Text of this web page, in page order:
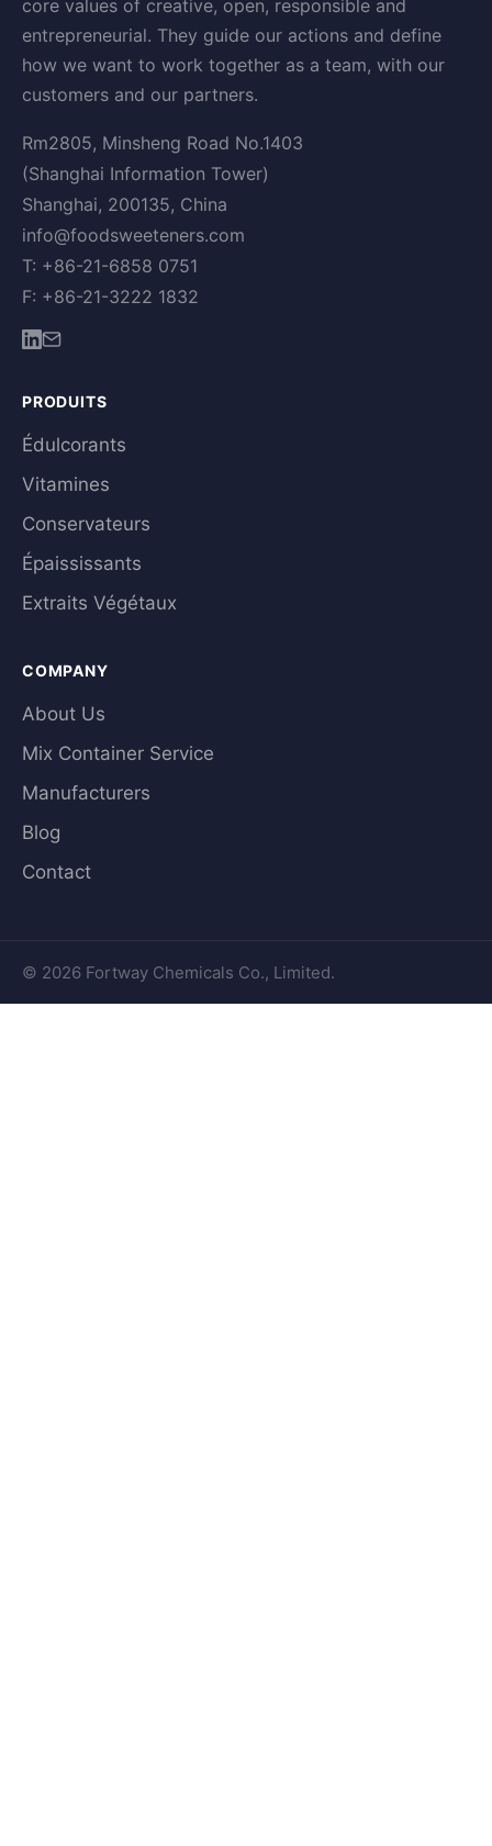
core values of creative, open, responsible and
entrepreneurial. They guide our actions and define
how we want to work together as a team, with our
customers and our partners.
Rm2805, Minsheng Road No.1403
(Shanghai Information Tower)
Shanghai, 200135, China
info@foodsweeteners.com
T: +86-21-6858 0751
F: +86-21-3222 1832
PRODUITS
Édulcorants
Vitamines
Conservateurs
Épaississants
Extraits Végétaux
COMPANY
About Us
Mix Container Service
Manufacturers
Blog
Contact
© 2026 Fortway Chemicals Co., Limited.